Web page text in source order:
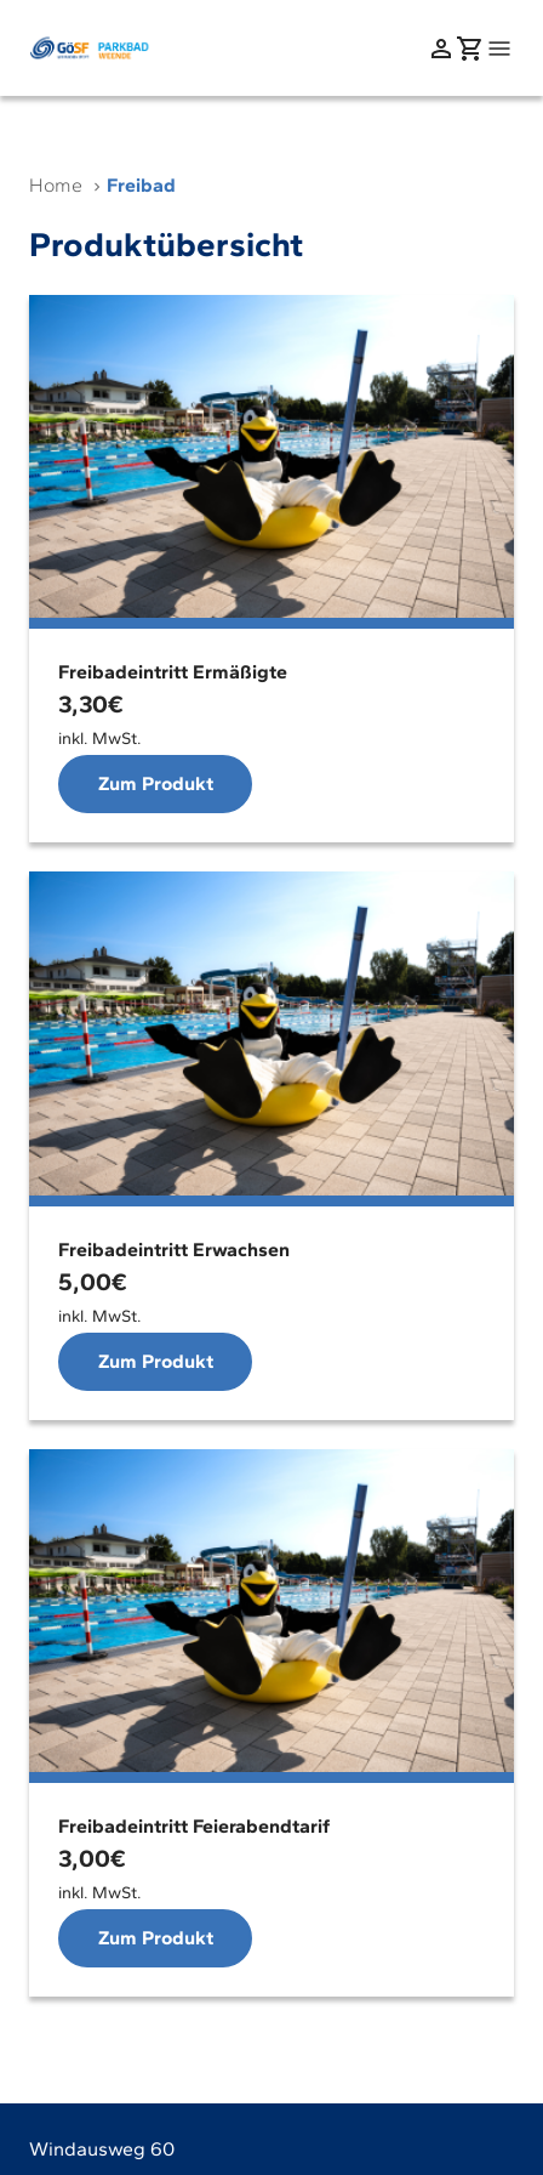
Home Freibad
Produktübersicht
Freibadeintritt Ermäßigte
3,30€
inkl. MwSt.
Zum Produkt
Freibadeintritt Erwachsen
5,00€
inkl. MwSt.
Zum Produkt
Freibadeintritt Feierabendtarif
3,00€
inkl. MwSt.
Zum Produkt
Windausweg 60